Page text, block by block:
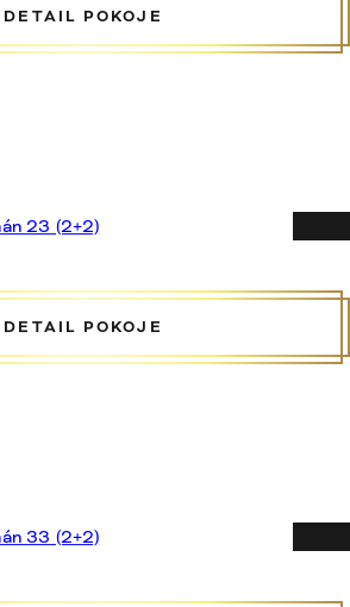
DETAIL POKOJE
DETAIL POKOJE